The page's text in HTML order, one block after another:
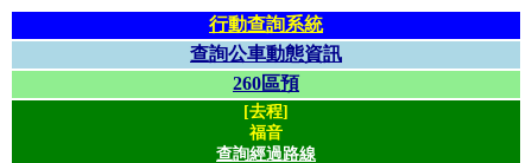
行動查詢系統
查詢公車動態資訊
260區預
[去程]
福音
查詢經過路線